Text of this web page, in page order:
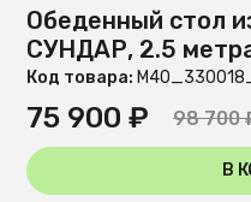
Обеденный стол
СУНДАР, 2.5
Код товара:
75 900 ₽ 98 700
В